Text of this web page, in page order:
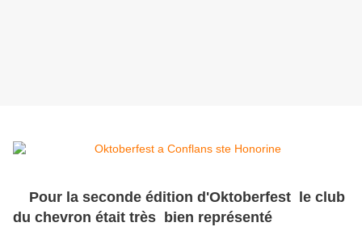
Pour la seconde édition d'Oktoberfest le club
du chevron était très bien représenté